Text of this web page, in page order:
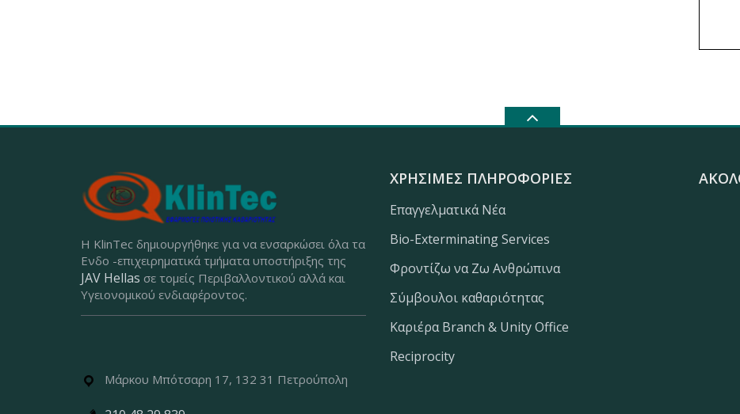
Η KlinTec δημιουργήθηκε για να ενσαρκώσει όλα τα
Ενδο -επιχειρηματικά τμήματα υποστήριξης της
JAV Hellas σε τομείς Περιβαλλοντικού αλλά και
Υγειονομικού ενδιαφέροντος.
Μάρκου Μπότσαρη 17, 132 31 Πετρούπολη
ΧΡΉΣΙΜΕΣ ΠΛΗΡΟΦΟΡΊΕΣ
Επαγγελματικά Νέα
Bio-Exterminating Services
Φροντίζω να Ζω Ανθρώπινα
Σύμβουλοι καθαριότητας
Καριέρα Branch & Unity Office
Reciprocity